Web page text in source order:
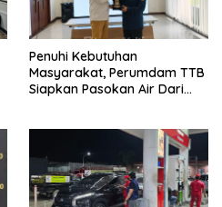
Penuhi Kebutuhan
Masyarakat, Perumdam TTB
Siapkan Pasokan Air Dari